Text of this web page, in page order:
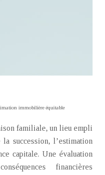
immobilière équitable
familiale, un lieu empli
succession, l’estimation
capitale. Une évaluation
financières